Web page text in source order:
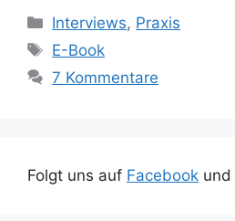
Kategorien
Interviews, Praxis
Schlagwörter
E-Book
7 Kommentare
Folgt uns auf Facebook und